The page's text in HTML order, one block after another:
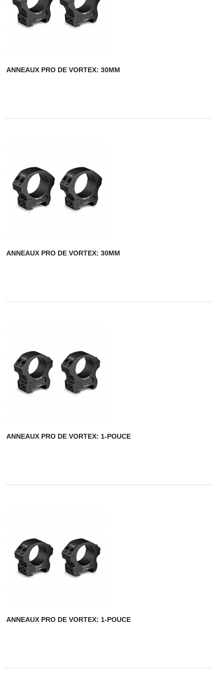
ANNEAUX PRO DE VORTEX: 30MM
ANNEAUX PRO DE VORTEX: 30MM
ANNEAUX PRO DE VORTEX: 1-POUCE
ANNEAUX PRO DE VORTEX: 1-POUCE